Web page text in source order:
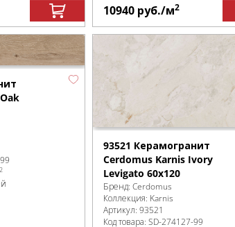
10940 руб./м2
2
93521 Керамогранит
Cerdomus Karnis Ivory
Levigato 60x120
Бренд: Cerdomus
Коллекция: Karnis
Артикул: 93521
Код товара: SD-274127-99